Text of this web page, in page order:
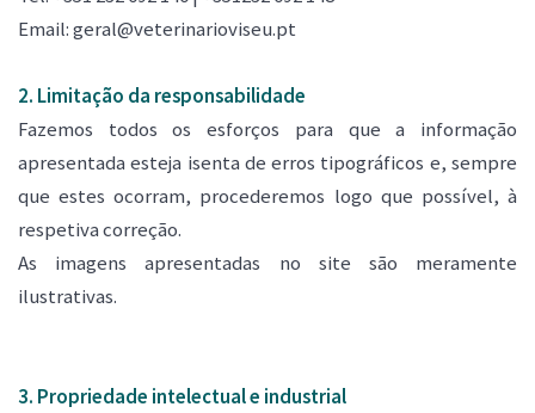
Email: geral@veterinarioviseu.pt
2. Limitação da responsabilidade
Fazemos todos os esforços para que a informação
apresentada esteja isenta de erros tipográficos e, sempre
que estes ocorram, procederemos logo que possível, à
respetiva correção.
As imagens apresentadas no site são meramente
ilustrativas.
3. Propriedade intelectual e industrial